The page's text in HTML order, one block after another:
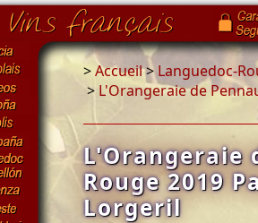
>Accueil>Languedoc-
> L'Orangeraie de
L'Orangeraie
Rouge 2019
Lorgeril